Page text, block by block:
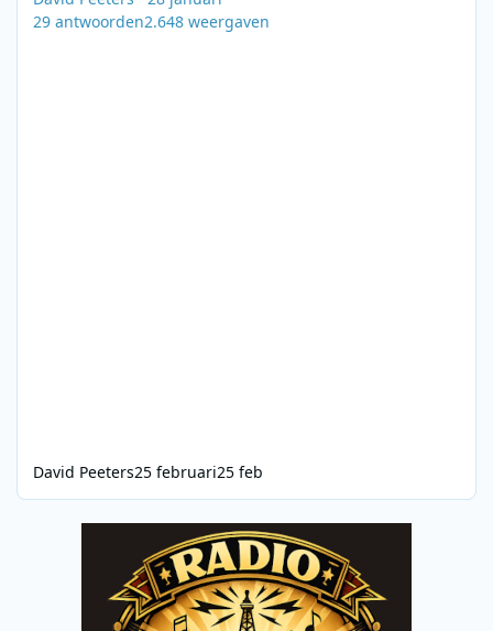
29 antwoorden2.648 weergaven
David Peeters25 februari25 feb